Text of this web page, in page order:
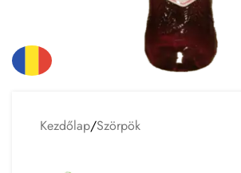
Kezdőlap/Szörpök